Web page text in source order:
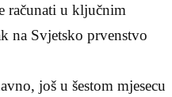
računati u ključnim
na Svjetsko prvenstvo
još u šestom mjesecu